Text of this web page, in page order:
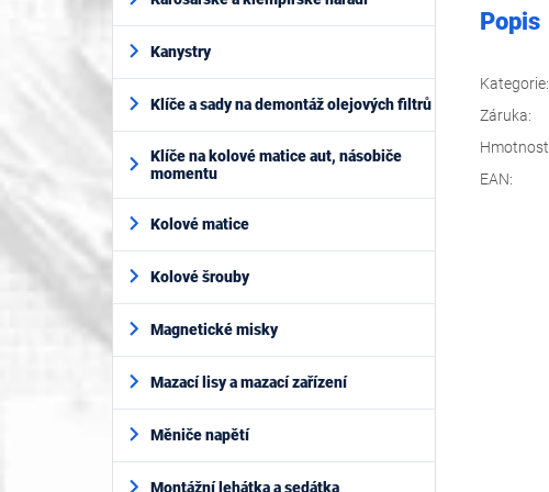
Kanystry
Klíče a sady na demontáž olejových filtrů
Klíče na kolové matice aut, násobiče
momentu
Kolové matice
Kolové šrouby
Magnetické misky
Mazací lisy a mazací zařízení
Měniče napětí
Montážní lehátka a sedátka
Popis
Kategorie:
Záruka:
Hmotnost
EAN: